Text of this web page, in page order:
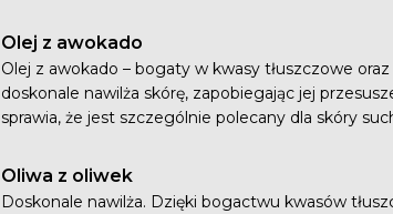
Olej z awokado
Olej z awokado – bogaty w kwasy tłuszczowe
doskonale nawilża skórę, zapobiegając jej
sprawia, że jest szczególnie polecany dla skóry
Oliwa z oliwek
Doskonale nawilża. Dzięki bogactwu kwasów